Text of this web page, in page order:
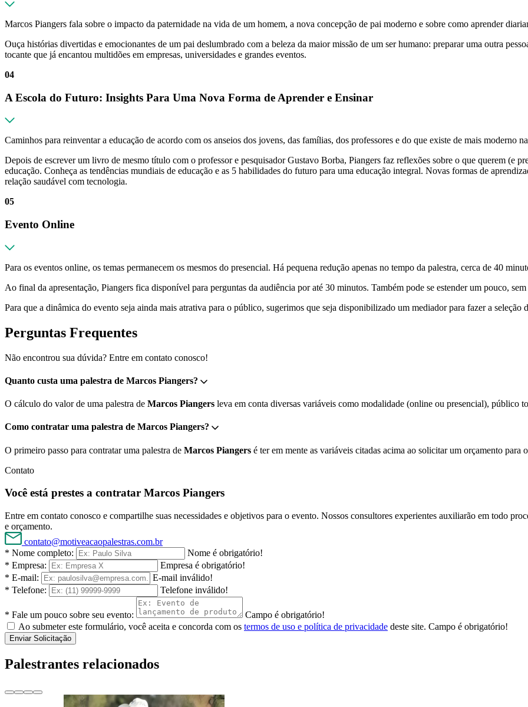
Marcos Piangers fala sobre o impacto da paternidade na vida de um homem, a nova concepção de pai moderno e sobre como aprender
Ouça histórias divertidas e emocionantes de um pai deslumbrado com a beleza da maior missão de um ser humano: preparar uma outra
tocante que já encantou multidões em empresas, universidades e grandes eventos.
04
A Escola do Futuro: Insights Para Uma Nova Forma de Aprender e Ensinar
Caminhos para reinventar a educação de acordo com os anseios dos jovens, das famílias, dos professores e do que existe de mais moderno
Depois de escrever um livro de mesmo título com o professor e pesquisador Gustavo Borba, Piangers faz reflexões sobre o que querem (e
educação. Conheça as tendências mundiais de educação e as 5 habilidades do futuro para uma educação integral. Novas formas de
relação saudável com tecnologia.
05
Evento Online
Para os eventos online, os temas permanecem os mesmos do presencial. Há pequena redução apenas no tempo da palestra, cerca de 40
Ao final da apresentação, Piangers fica disponível para perguntas da audiência por até 30 minutos. Também pode se estender um pouco,
Para que a dinâmica do evento seja ainda mais atrativa para o público, sugerimos que seja disponibilizado um mediador para fazer a seleção
Perguntas Frequentes
Não encontrou sua dúvida? Entre em contato conosco!
Quanto custa uma palestra de Marcos Piangers?
O cálculo do valor de uma palestra de Marcos Piangers leva em conta diversas variáveis como modalidade (online ou presencial), público
Como contratar uma palestra de Marcos Piangers?
O primeiro passo para contratar uma palestra de Marcos Piangers é ter em mente as variáveis citadas acima ao solicitar um orçamento
Contato
Você está prestes a contratar Marcos Piangers
Entre em contato conosco e compartilhe suas necessidades e objetivos para o evento. Nossos consultores experientes auxiliarão em todo
e orçamento.
contato@motiveacaopalestras.com.br
* Nome completo:
Nome é obrigatório!
* Empresa:
Empresa é obrigatório!
* E-mail:
E-mail inválido!
* Telefone:
Telefone inválido!
* Fale um pouco sobre seu evento:
Campo é obrigatório!
Ao submeter este formulário, você aceita e concorda com os termos de uso e política de privacidade deste site. Campo é obrigatório!
Enviar Solicitação
Palestrantes relacionados